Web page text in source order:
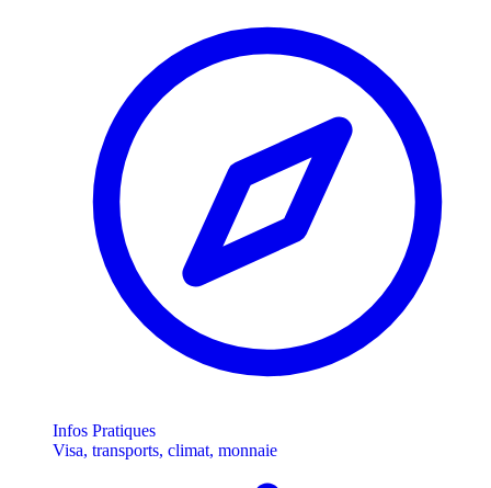
Infos Pratiques
Visa, transports, climat, monnaie